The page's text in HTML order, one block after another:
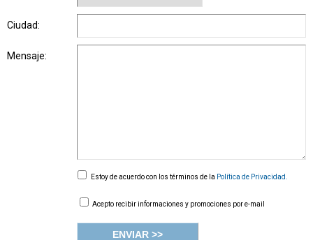
Ciudad:
Mensaje:
Estoy de acuerdo con los términos de la Política de Privacidad.
Acepto recibir informaciones y promociones por e-mail